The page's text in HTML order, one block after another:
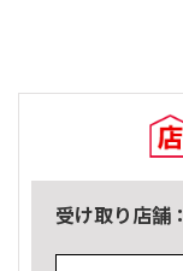
受け取り店舗：